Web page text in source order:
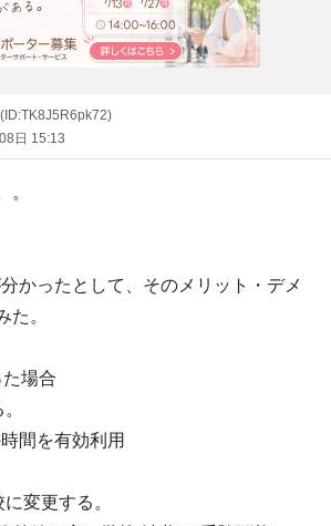
(ID:TK8J5R6pk72)
日 15:13
。
かったとして、そのメリット・デメ
た。
場合
間を有効利用
変更する。